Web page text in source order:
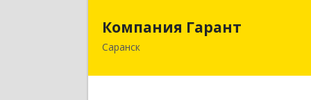
Компания Гарант
Саранск430005, Мордовия Респ, Саранск г,